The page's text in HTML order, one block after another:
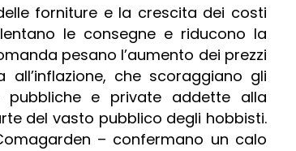
forniture e la crescita dei costi
le consegne e riducono la
pesano l’aumento dei prezzi
che scoraggiano gli
e private addette alla
del vasto pubblico degli hobbisti.
– confermano un calo